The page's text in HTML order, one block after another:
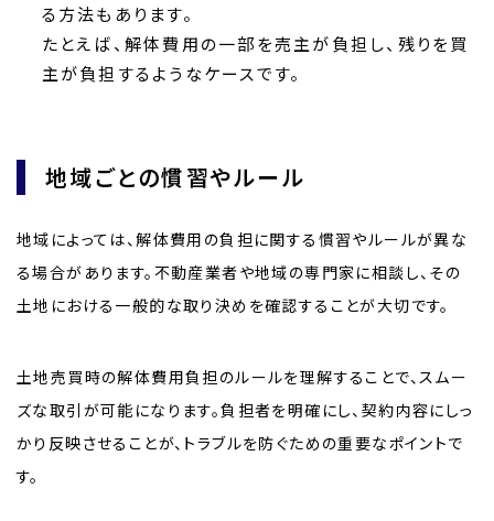
る方法もあります。
たとえば、解体費用の一部を売主が負担し、残りを買
主が負担するようなケースです。
地域ごとの慣習やルール
地域によっては、解体費用の負担に関する慣習やルールが異な
る場合があります。不動産業者や地域の専門家に相談し、その
土地における一般的な取り決めを確認することが大切です。
土地売買時の解体費用負担のルールを理解することで、スムー
ズな取引が可能になります。負担者を明確にし、契約内容にしっ
かり反映させることが、トラブルを防ぐための重要なポイントで
す。